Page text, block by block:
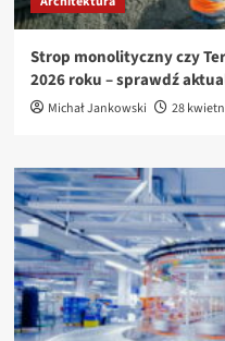
Strop monolityczny czy
2026 roku – sprawdź
Michał Jankowski 28